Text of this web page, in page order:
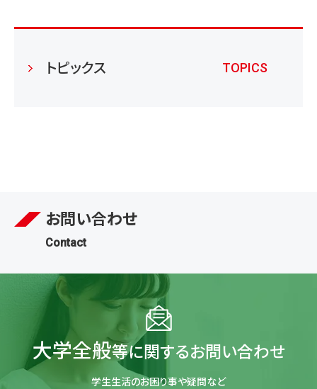
トピックス TOPICS
お問い合わせ
Contact
大学全般等に関するお問い合わせ
学生生活のお困り事や疑問など